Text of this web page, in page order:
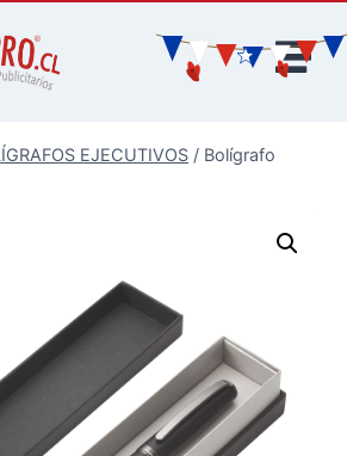
EJECUTIVOS / Bolígrafo